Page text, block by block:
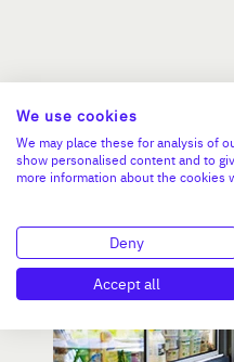
Nos
We use cookies
We may place these for analysis of
show personalised content and to
more information about the cookies
Deny
Accept all